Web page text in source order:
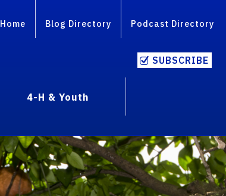
Home Blog Directory Podcast Directory
SUBSCRIBE
4-H & Youth